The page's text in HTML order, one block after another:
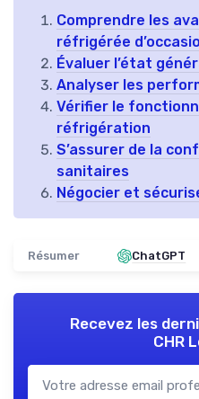
Comprendre les
réfrigérée
Évaluer l’état
Analyser les
Vérifier le
réfrigération
S’assurer de la
sanitaires
Négocier et
Résumer ChatGPT
Recevez les
CHR